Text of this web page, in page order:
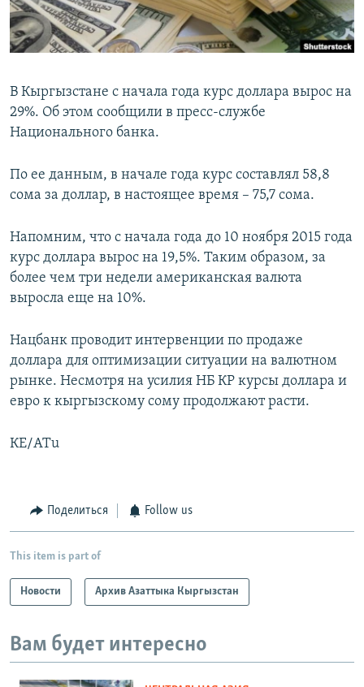
В Кыргызстане с начала года курс доллара вырос на
29%. Об этом сообщили в пресс-службе
Национального банка.
По ее данным, в начале года курс составлял 58,8
сома за доллар, в настоящее время – 75,7 сома.
Напомним, что с начала года до 10 ноября 2015 года
курс доллара вырос на 19,5%. Таким образом, за
более чем три недели американская валюта
выросла еще на 10%.
Нацбанк проводит интервенции по продаже
доллара для оптимизации ситуации на валютном
рынке. Несмотря на усилия НБ КР курсы доллара и
евро к кыргызскому сому продолжают расти.
КЕ/ATu
Поделиться Follow us
This item is part of
Новости Архив Азаттыка Кыргызстан
Вам будет интересно